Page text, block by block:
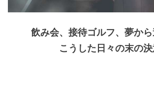
飲み会、接待ゴルフ、夢か
こうした日々の末の